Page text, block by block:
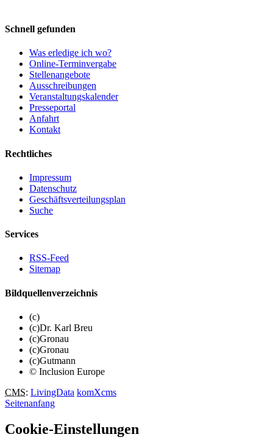
Schnell gefunden
Was erledige ich wo?
Online-Terminvergabe
Stellenangebote
Ausschreibungen
Veranstaltungskalender
Presseportal
Anfahrt
Kontakt
Rechtliches
Impressum
Datenschutz
Geschäftsverteilungsplan
Suche
Services
RSS-Feed
Sitemap
Bildquellenverzeichnis
(c)
(c)Dr. Karl Breu
(c)Gronau
(c)Gronau
(c)Gutmann
© Inclusion Europe
CMS: LivingData komXcms
Seitenanfang
Cookie-Einstellungen